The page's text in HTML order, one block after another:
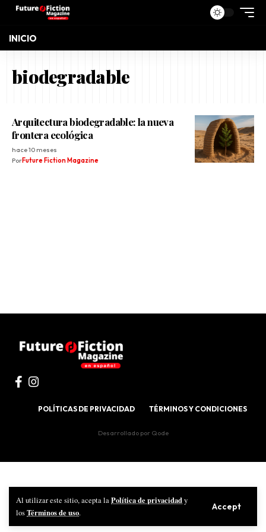
Al utilizar este sitio, acepta laPolítica de privacidady
losTérminos de uso.
Accept
INICIO
biodegradable
Arquitectura biodegradable: la nueva
frontera ecológica
hace 10 meses
PorFuture Fiction Magazine
POLÍTICAS DE PRIVACIDAD TÉRMINOS Y CONDICIONES
Desarrollado por Qode